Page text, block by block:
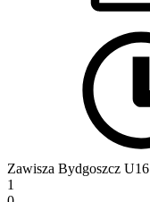
Zawisza Bydgoszcz U16
1